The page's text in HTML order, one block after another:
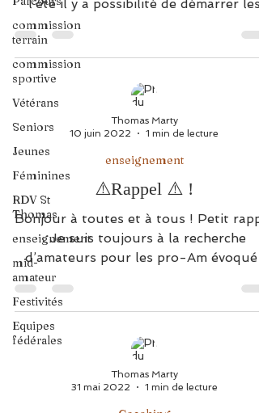
commission
terrain
commission
sportive
Vétérans
Seniors
Jeunes
Féminines
RDV St
Thomas
enseignement
mid-
amateur
Festivités
Equipes
fédérales
l’été il y a possibilité de démarrer les
cours à partir de 7h le...
Thomas Marty
10 juin 2022
1 min de lecture
enseignement
⚠️Rappel ⚠️ !
Bonjour à toutes et à tous ! Petit
: Je suis toujours à la recherche
d’amateurs pour les pro-Am évoqués
Thomas Marty
31 mai 2022
1 min de lecture